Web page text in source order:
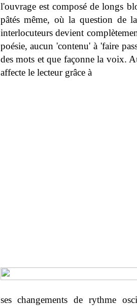
l'ouvrage est composé de longs
pâtés même, où la question de
interlocuteurs devient
poésie, aucun 'contenu' à 'faire
des mots et que façonne la voix.
affecte le lecteur grâce à
ses changements de rythme